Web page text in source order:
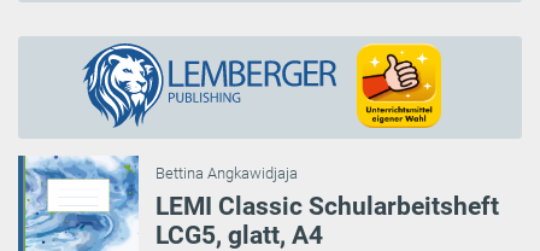
Bettina Angkawidjaja
LEMI Classic Schularbeitsheft
LCG5, glatt, A4